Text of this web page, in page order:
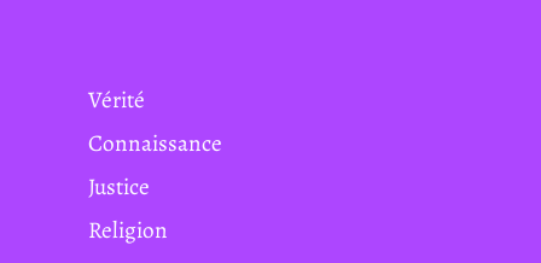
Vérité
Connaissance
Justice
Religion